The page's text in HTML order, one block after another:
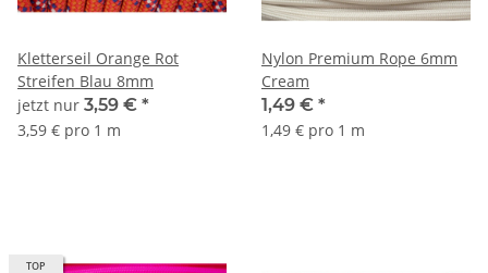
Kletterseil Orange Rot
Streifen Blau 8mm
jetzt nur 3,59 € *
3,59 € pro 1 m
Nylon Premium Rope 6mm
Cream
1,49 € *
1,49 € pro 1 m
TOP